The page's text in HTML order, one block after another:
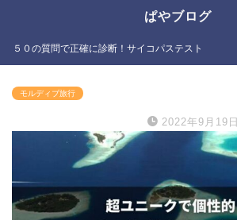
ぱやブログ
５０の質問で正確に診断！サイコパステスト
モルディブ旅行
2022年9月19日